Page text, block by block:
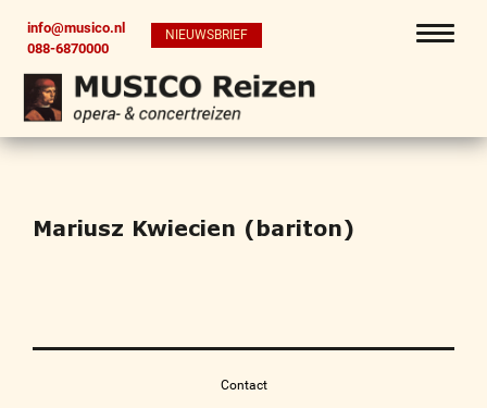
info@musico.nl
088-6870000
NIEUWSBRIEF
Mariusz Kwiecien (bariton)
Contact